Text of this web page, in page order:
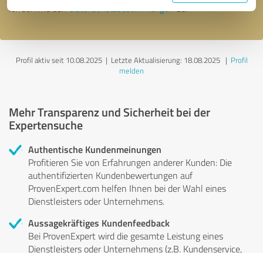
Ich stimme denDatenschutzbestimmungenzu.
Profil aktiv seit 10.08.2025 | Letzte Aktualisierung: 18.08.2025| Profil
melden
Mehr Transparenz und Sicherheit bei der
Expertensuche
Authentische Kundenmeinungen
Profitieren Sie von Erfahrungen anderer Kunden: Die
authentifizierten Kundenbewertungen auf
ProvenExpert.com helfen Ihnen bei der Wahl eines
Dienstleisters oder Unternehmens.
Aussagekräftiges Kundenfeedback
Bei ProvenExpert wird die gesamte Leistung eines
Dienstleisters oder Unternehmens (z.B. Kundenservice,